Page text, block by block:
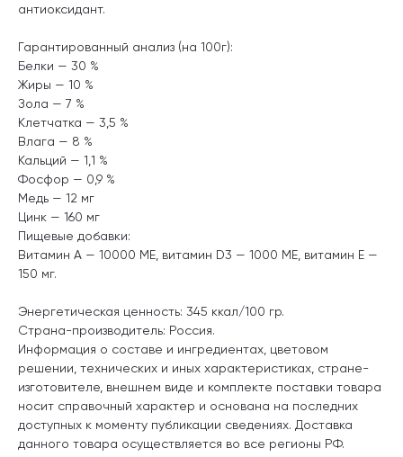
антиоксидант.
Гарантированный анализ (на 100г):
Белки — 30 %
Жиры — 10 %
Зола — 7 %
Клетчатка — 3,5 %
Влага — 8 %
Кальций — 1,1 %
Фосфор — 0,9 %
Медь — 12 мг
Цинк — 160 мг
Пищевые добавки:
Витамин А — 10000 МЕ, витамин D3 — 1000 МЕ, витамин Е —
150 мг.
Энергетическая ценность: 345 ккал/100 гр.
Страна-производитель: Россия.
Информация о составе и ингредиентах, цветовом
решении, технических и иных характеристиках, стране-
изготовителе, внешнем виде и комплекте поставки товара
носит справочный характер и основана на последних
доступных к моменту публикации сведениях. Доставка
данного товара осуществляется во все регионы РФ.